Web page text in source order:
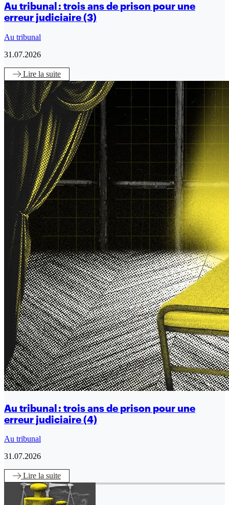
Au tribunal : trois ans de prison pour une
erreur judiciaire (3)
Au tribunal
31.07.2026
Lire la suite
Au tribunal : trois ans de prison pour une
erreur judiciaire (4)
Au tribunal
31.07.2026
Lire la suite